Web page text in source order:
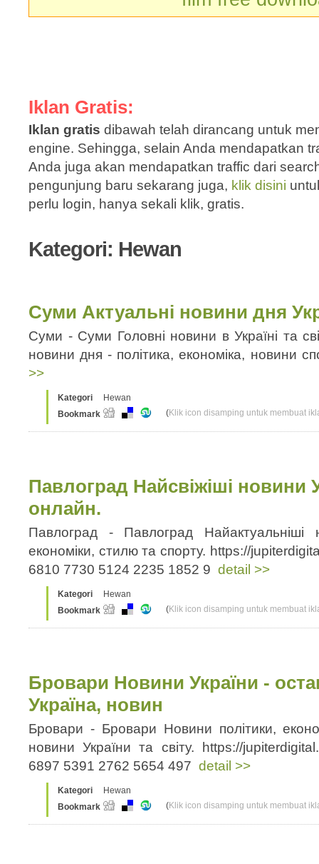
Iklan Gratis:
Iklan gratis dibawah telah dirancang untuk
engine. Sehingga, selain Anda mendapatkan
Anda juga akan mendapatkan traffic dari
pengunjung baru sekarang juga, klik disini
perlu login, hanya sekali klik, gratis.
Kategori: Hewan
Суми Актуальні новини дня
Суми - Суми Головні новини в Україні та
новини дня - політика, економіка, новини
>>
Kategori
Hewan
Bookmark
(Klik icon disamping untuk membuat
Павлоград Найсвіжіші новини
онлайн.
Павлоград - Павлоград Найактуальніші
економіки, стилю та спорту. https://
6810 7730 5124 2235 1852 9 detail >>
Kategori
Hewan
Bookmark
(Klik icon disamping untuk membuat
Бровари Новини України -
Україна, новин
Бровари - Бровари Новини політики,
новини України та світу. https://
6897 5391 2762 5654 497 detail >>
Kategori
Hewan
Bookmark
(Klik icon disamping untuk membuat